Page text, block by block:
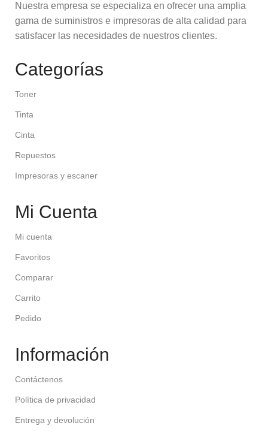
Nuestra empresa se especializa en ofrecer una amplia
gama de suministros e impresoras de alta calidad para
satisfacer las necesidades de nuestros clientes.
Categorías
Toner
Tinta
Cinta
Repuestos
Impresoras y escaner
Mi Cuenta
Mi cuenta
Favoritos
Comparar
Carrito
Pedido
Información
Contáctenos
Política de privacidad
Entrega y devolución